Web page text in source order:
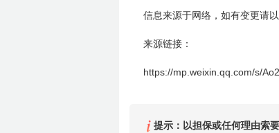
信息来源于网络，如有变更请以
来源链接：
https://mp.weixin.qq.com/s/
提示：以担保或任何理由索